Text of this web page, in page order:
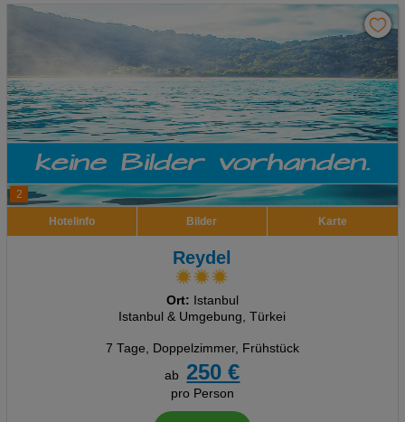
2
Hotelinfo Bilder Karte
Reydel
Ort: Istanbul
Istanbul & Umgebung, Türkei
7 Tage, Doppelzimmer, Frühstück
ab
250 €
pro Person